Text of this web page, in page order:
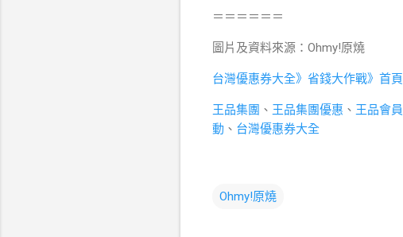
＝＝＝＝＝＝
圖片及資料來源：Ohmy!原燒
台灣優惠券大全》省錢大作戰》首頁
王品集團 、 王品集團優惠 、 王品會員
動 、 台灣優惠券大全
Ohmy!原燒